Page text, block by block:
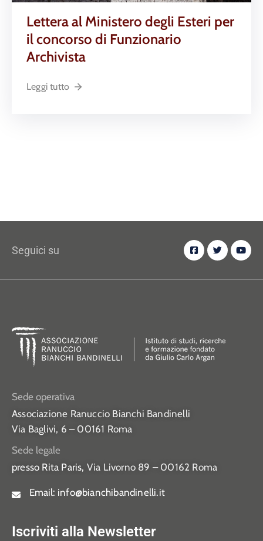
Lettera al Ministero degli Esteri per
il concorso di Funzionario
Archivista
Leggi tutto
Seguici su
Sede operativa
Associazione Ranuccio Bianchi Bandinelli
Via Baglivi, 6 – 00161 Roma
Sede legale
presso Rita Paris, Via Livorno 89 – 00162 Roma
Email: info@bianchibandinelli.it
Iscriviti alla Newsletter